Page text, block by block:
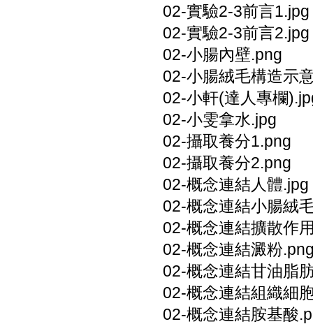
02-實驗2-3前言1.jpg
02-實驗2-3前言2.jpg
02-小腸內壁.png
02-小腸絨毛構造示
02-小軒(達人專欄
02-小雯拿水.jpg
02-攝取養分1.png
02-攝取養分2.png
02-概念連結人體.jpg
02-概念連結小腸絨
02-概念連結擴散作
02-概念連結澱粉
02-概念連結甘油脂
02-概念連結組織細
02-概念連結胺基酸